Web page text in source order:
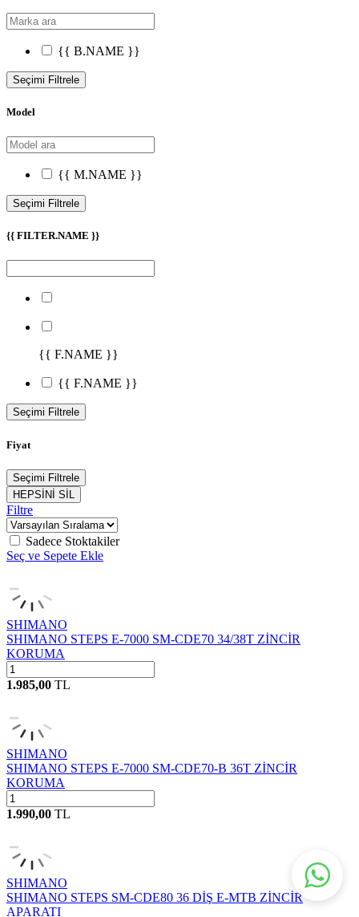
{{ B.NAME }}
Seçimi Filtrele
Model
{{ M.NAME }}
Seçimi Filtrele
{{ FILTER.NAME }}
{{ F.NAME }}
{{ F.NAME }}
Seçimi Filtrele
Fiyat
Seçimi Filtrele
HEPSİNİ SİL
Filtre
Sadece Stoktakiler
Seç ve Sepete Ekle
SHIMANO
SHIMANO STEPS E-7000 SM-CDE70 34/38T ZİNCİR
KORUMA
1.985,00 TL
SHIMANO
SHIMANO STEPS E-7000 SM-CDE70-B 36T ZİNCİR
KORUMA
1.990,00 TL
SHIMANO
SHIMANO STEPS SM-CDE80 36 DİŞ E-MTB ZİNCİR
APARATI